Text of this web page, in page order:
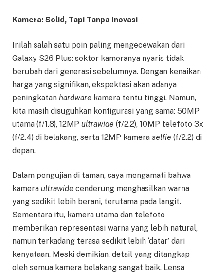
Kamera: Solid, Tapi Tanpa Inovasi
Inilah salah satu poin paling mengecewakan dari
Galaxy S26 Plus: sektor kameranya nyaris tidak
berubah dari generasi sebelumnya. Dengan kenaikan
harga yang signifikan, ekspektasi akan adanya
peningkatan hardware kamera tentu tinggi. Namun,
kita masih disuguhkan konfigurasi yang sama: 50MP
utama (f/1.8), 12MP ultrawide (f/2.2), 10MP telefoto 3x
(f/2.4) di belakang, serta 12MP kamera selfie (f/2.2) di
depan.
Dalam pengujian di taman, saya mengamati bahwa
kamera ultrawide cenderung menghasilkan warna
yang sedikit lebih berani, terutama pada langit.
Sementara itu, kamera utama dan telefoto
memberikan representasi warna yang lebih natural,
namun terkadang terasa sedikit lebih ‘datar’ dari
kenyataan. Meski demikian, detail yang ditangkap
oleh semua kamera belakang sangat baik. Lensa